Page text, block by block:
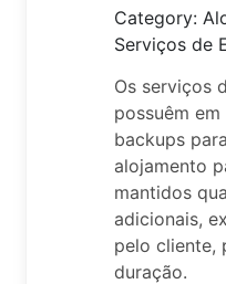
Category:
Serviços de
Os serviços
possuêm
backups
alojamento
mantidos
adicionais,
pelo cliente,
duração.